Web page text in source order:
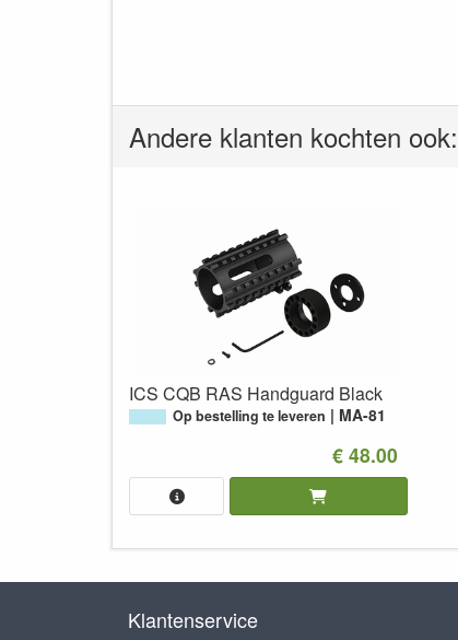
Andere klanten kochten ook:
ICS CQB RAS Handguard Black
Op bestelling te leveren MA-81
€ 48.00
Klantenservice